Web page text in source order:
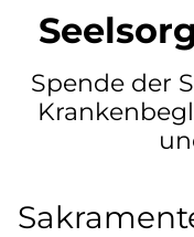
Spende der